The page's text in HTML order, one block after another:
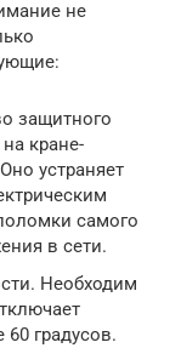
не
защитного
кране-
устраняет
самого
в сети.
Необходим
60 градусов.